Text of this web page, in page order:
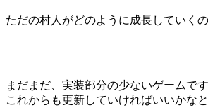
ただの村人がどのように成長していく
まだまだ、実装部分の少ないゲームです
これからも更新していければいいかな